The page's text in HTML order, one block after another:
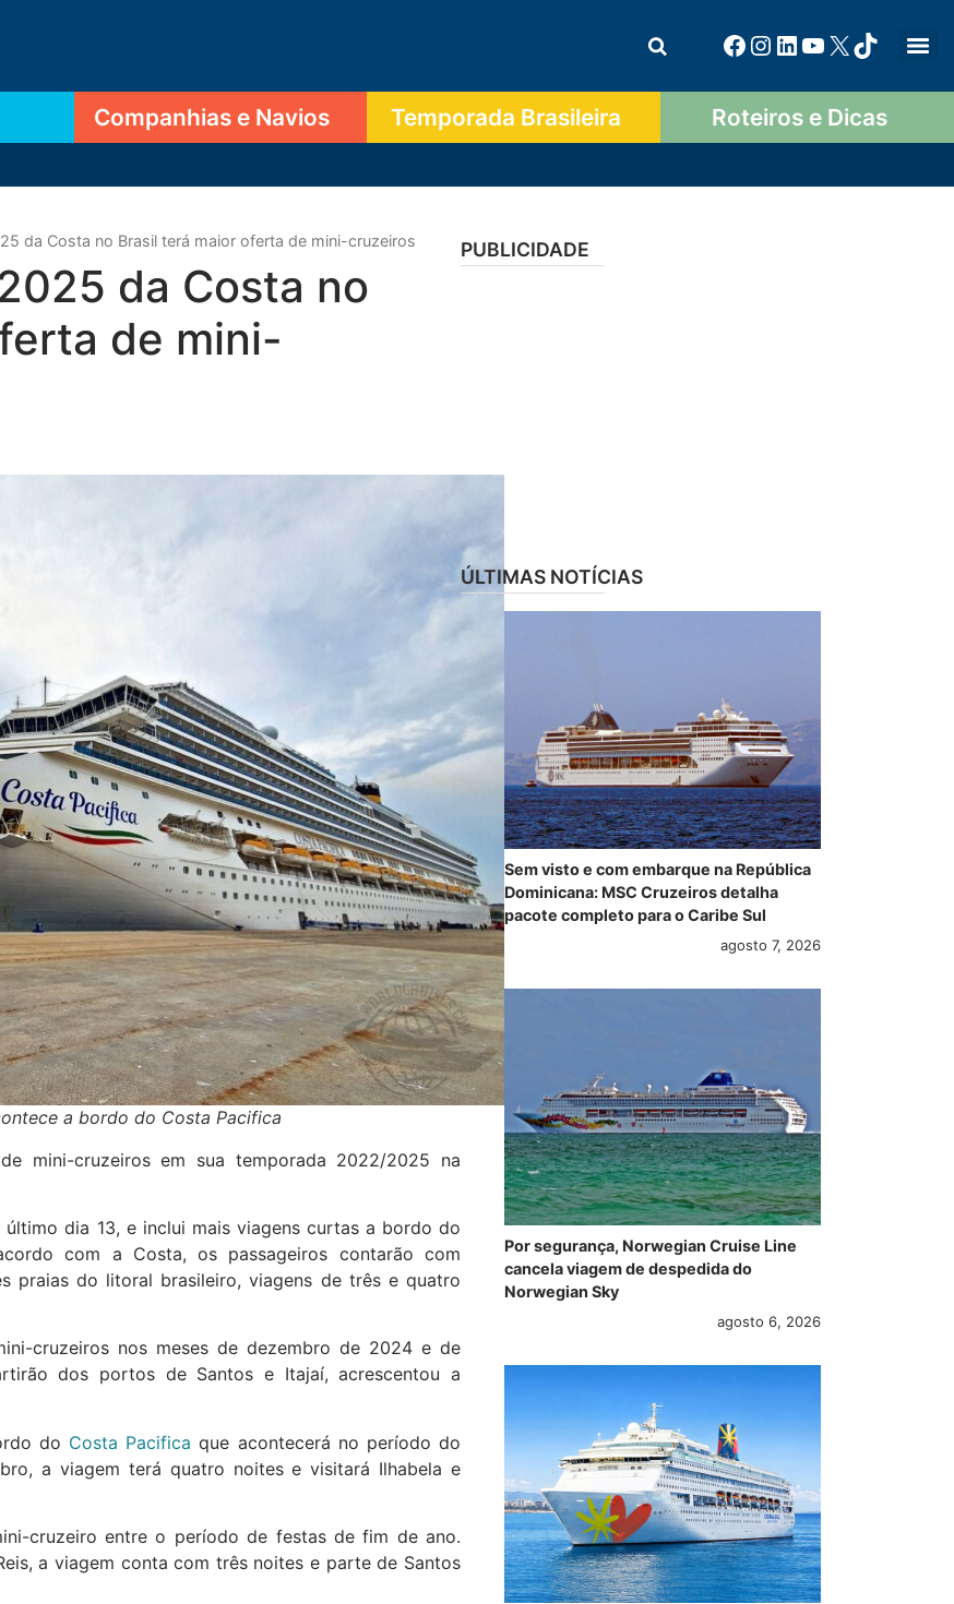
Companhias e Navios Temporada Brasileira Roteiros e Dicas
da Costa no Brasil terá maior oferta de mini-cruzeiros
da Costa no
de mini-
a bordo do Costa Pacifica
mini-cruzeiros em sua temporada 2022/2025 na
dia 13, e inclui mais viagens curtas a bordo do
com a Costa, os passageiros contarão com
praias do litoral brasileiro, viagens de três e quatro
cruzeiros nos meses de dezembro de 2024 e de
dos portos de Santos e Itajaí, acrescentou a
do Costa Pacifica que acontecerá no período do
a viagem terá quatro noites e visitará Ilhabela e
cruzeiro entre o período de festas de fim de ano.
a viagem conta com três noites e parte de Santos
PUBLICIDADE
ÚLTIMAS NOTÍCIAS
Sem visto e com embarque na República
Dominicana: MSC Cruzeiros detalha
pacote completo para o Caribe Sul
agosto 7, 2026
Por segurança, Norwegian Cruise Line
cancela viagem de despedida do
Norwegian Sky
agosto 6, 2026